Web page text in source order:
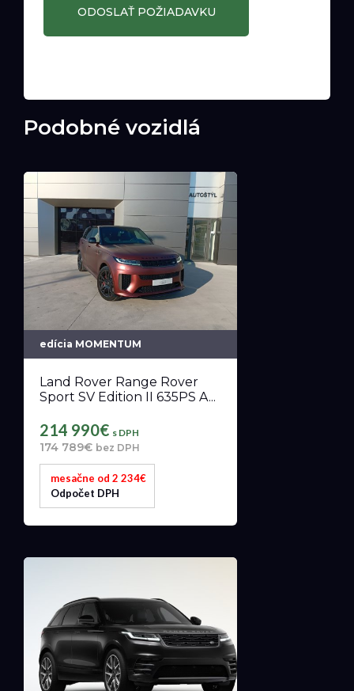
Podobné vozidlá
edícia MOMENTUM
Land Rover Range Rover
Sport SV Edition II 635PS A...
214 990€ s DPH
174 789€ bez DPH
mesačne od 2 234€
Odpočet DPH